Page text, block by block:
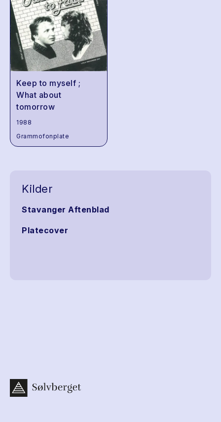
Keep to myself ;
What about
tomorrow
1988
Grammofonplate
Kilder
Stavanger Aftenblad
Platecover